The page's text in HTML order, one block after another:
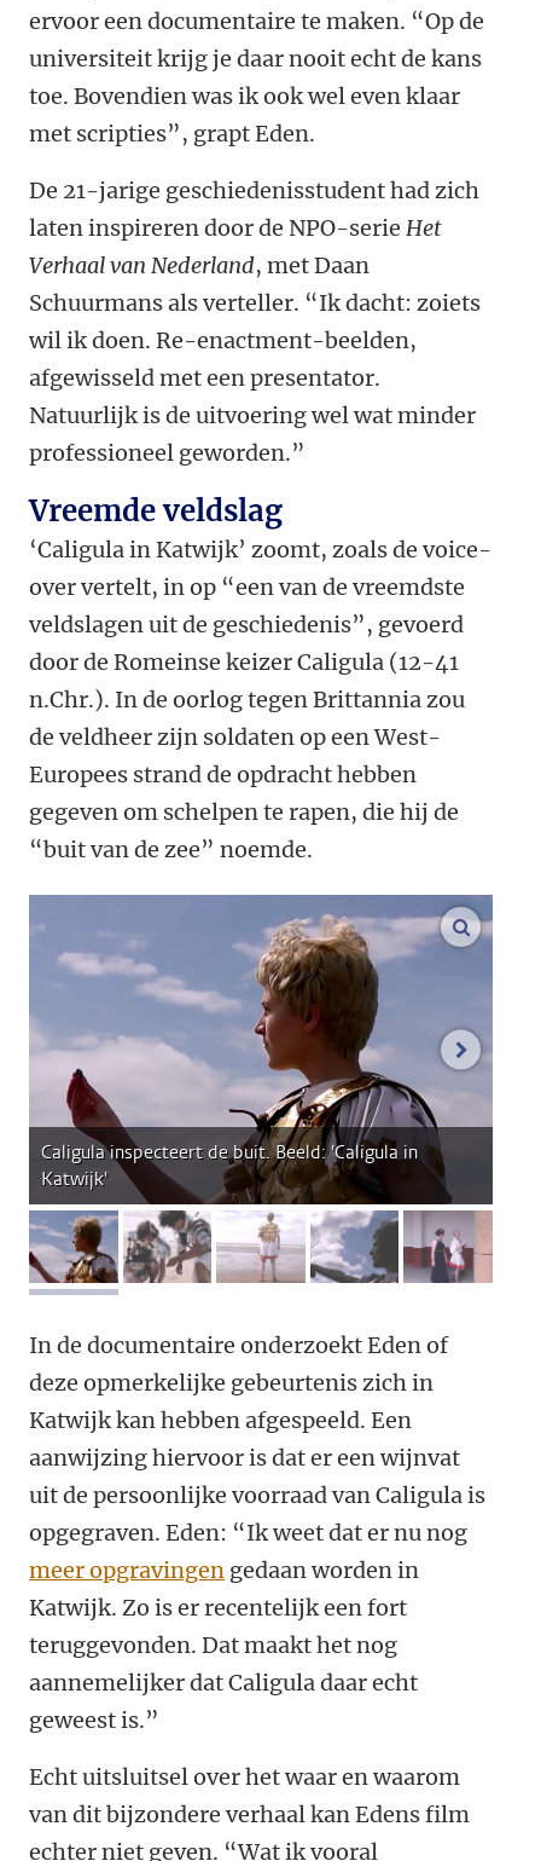
ervoor een documentaire te maken. “Op de
universiteit krijg je daar nooit echt de kans
toe. Bovendien was ik ook wel even klaar
met scripties”, grapt Eden.
De 21-jarige geschiedenisstudent had zich
laten inspireren door de NPO-serie Het
Verhaal van Nederland, met Daan
Schuurmans als verteller. “Ik dacht: zoiets
wil ik doen. Re-enactment-beelden,
afgewisseld met een presentator.
Natuurlijk is de uitvoering wel wat minder
professioneel geworden.”
Vreemde veldslag
‘Caligula in Katwijk’ zoomt, zoals de voice-
over vertelt, in op “een van de vreemdste
veldslagen uit de geschiedenis”, gevoerd
door de Romeinse keizer Caligula (12-41
n.Chr.). In de oorlog tegen Brittannia zou
de veldheer zijn soldaten op een West-
Europees strand de opdracht hebben
gegeven om schelpen te rapen, die hij de
“buit van de zee” noemde.
Caligula inspecteert de buit. Beeld: 'Caligula in
Katwijk'
afbeelding 1afbeelding 2afbeelding 3afbeelding 4
In de documentaire onderzoekt Eden of
deze opmerkelijke gebeurtenis zich in
Katwijk kan hebben afgespeeld. Een
aanwijzing hiervoor is dat er een wijnvat
uit de persoonlijke voorraad van Caligula is
opgegraven. Eden: “Ik weet dat er nu nog
meer opgravingen gedaan worden in
Katwijk. Zo is er recentelijk een fort
teruggevonden. Dat maakt het nog
aannemelijker dat Caligula daar echt
geweest is.”
Echt uitsluitsel over het waar en waarom
van dit bijzondere verhaal kan Edens film
echter niet geven. “Wat ik vooral